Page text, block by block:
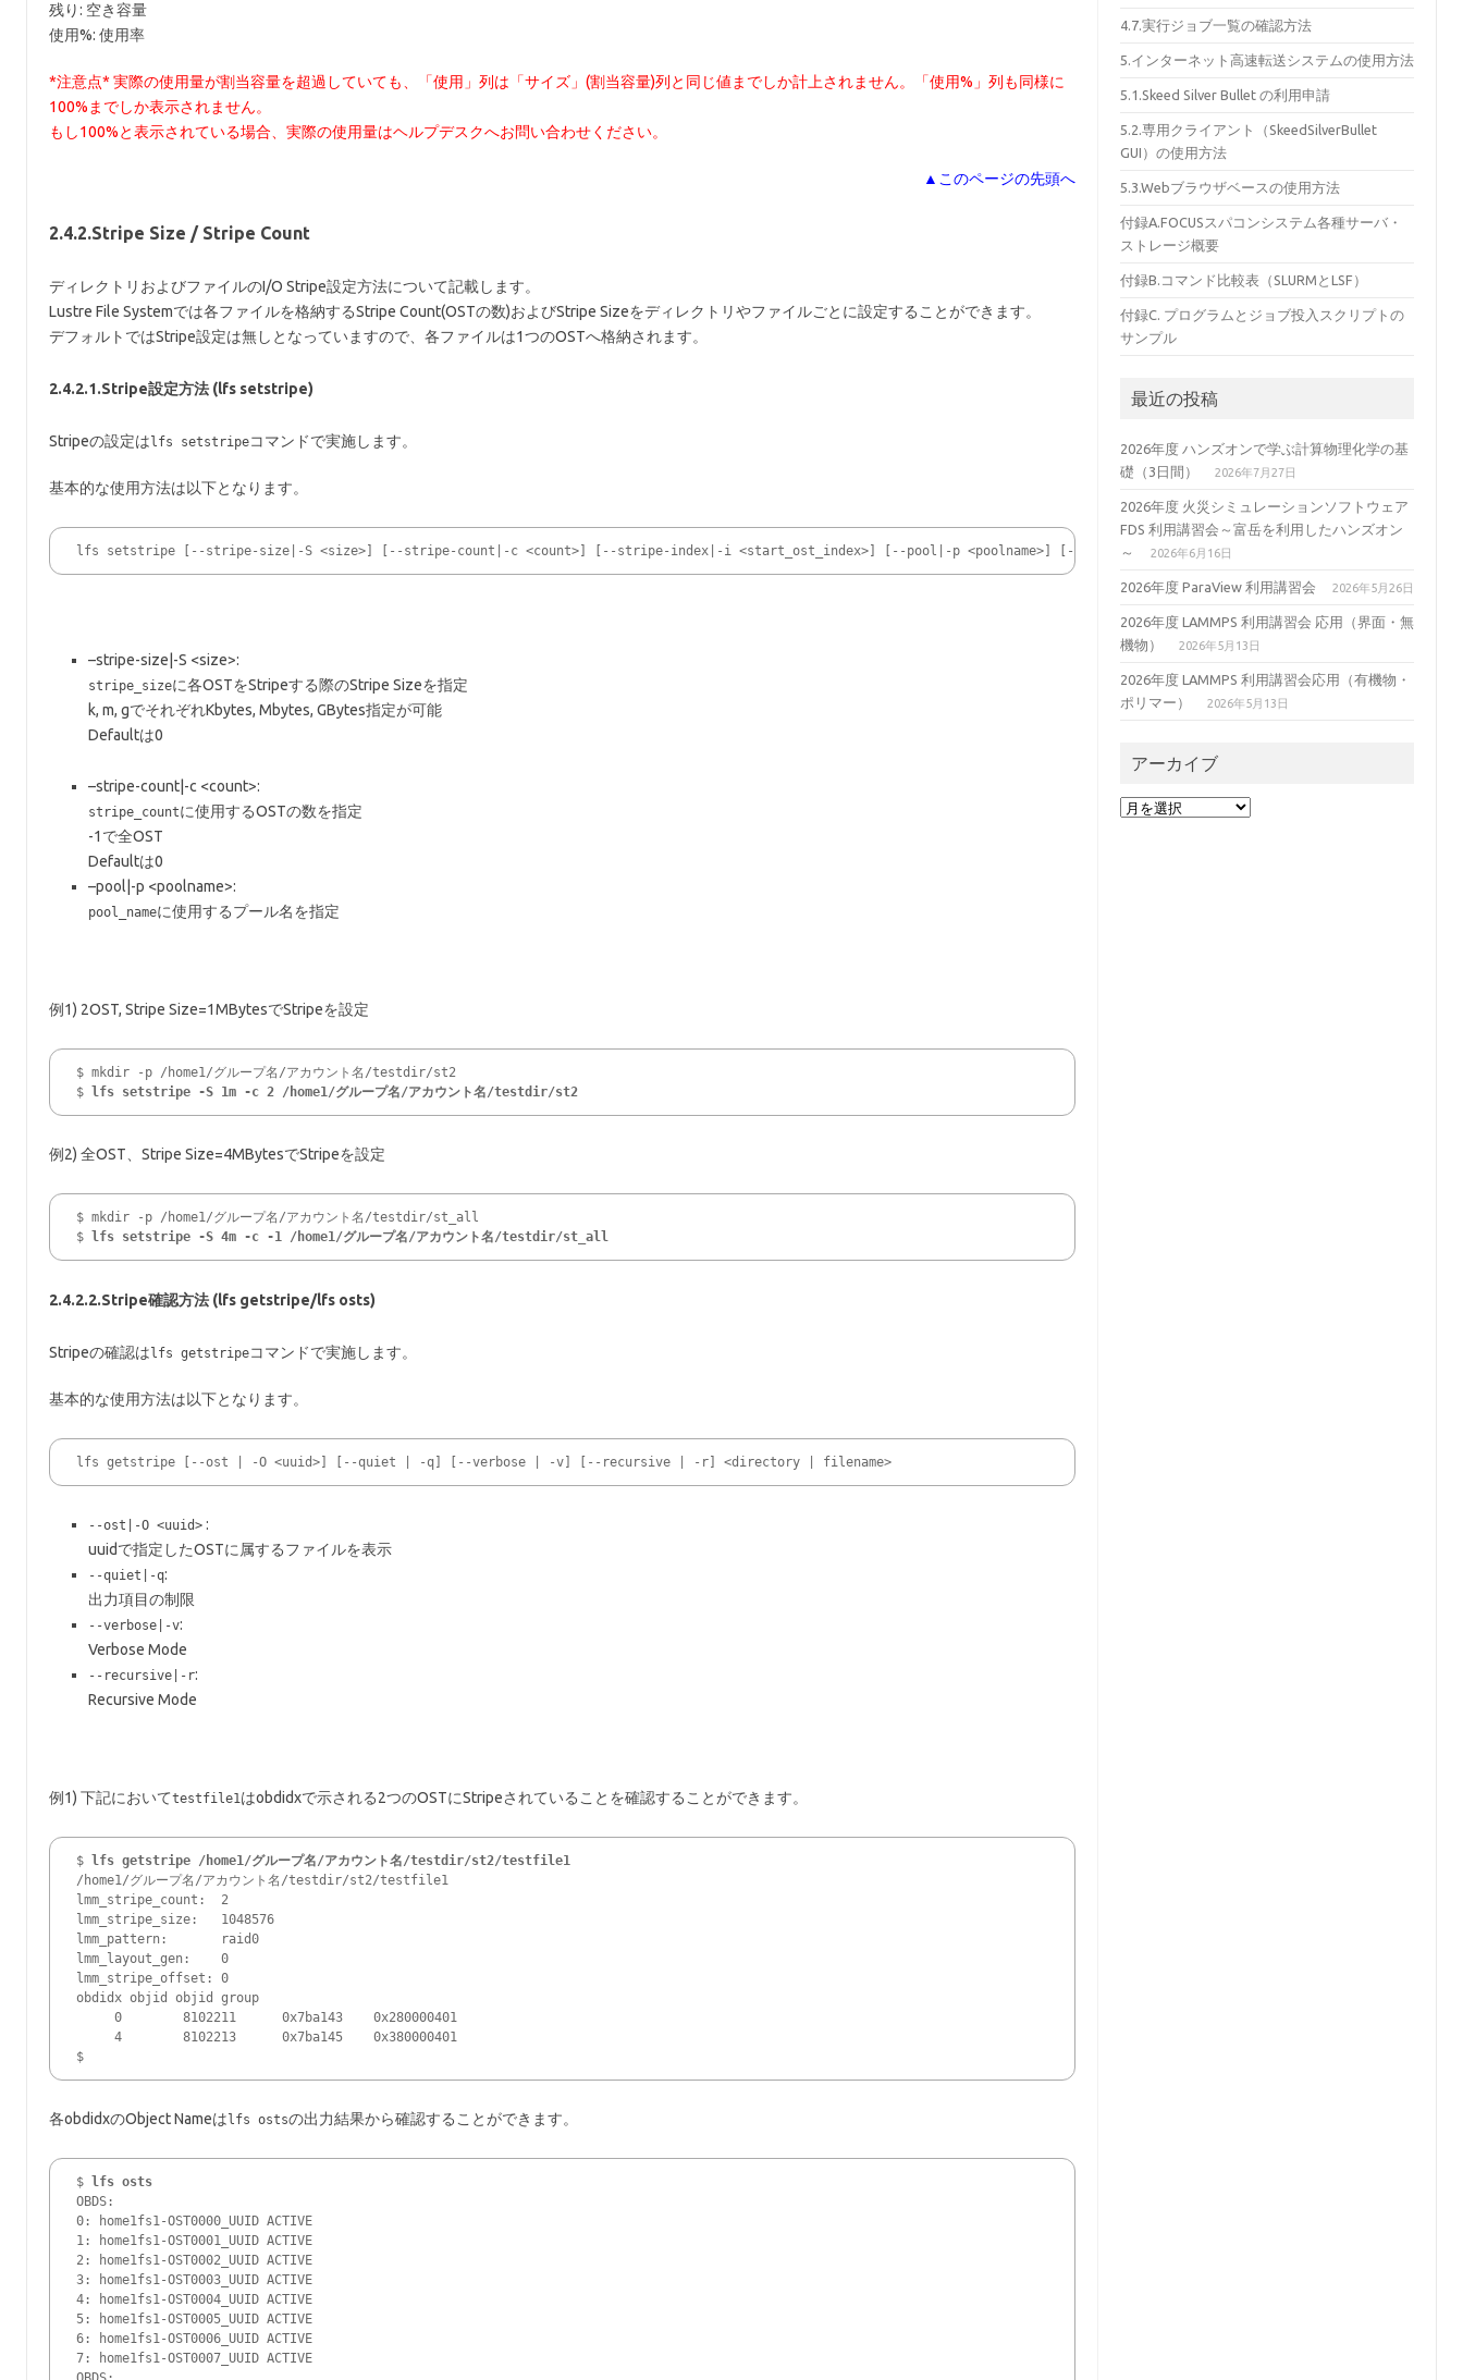
残り: 空き容量
使用%: 使用率
*注意点* 実際の使用量が割当容量を超過していても、「使用」列は「サイズ」(割当容量)列と同じ値までしか計上されません。「使用%」列も同様に
100%までしか表示されません。
もし100%と表示されている場合、実際の使用量はヘルプデスクへお問い合わせください。
▲このページの先頭へ
2.4.2.Stripe Size / Stripe Count
ディレクトリおよびファイルのI/O Stripe設定方法について記載します。
Lustre File Systemでは各ファイルを格納するStripe Count(OSTの数)およびStripe Sizeをディレクトリやファイルごとに設定することができます。
デフォルトではStripe設定は無しとなっていますので、各ファイルは1つのOSTへ格納されます。
2.4.2.1.Stripe設定方法 (lfs setstripe)
Stripeの設定は lfs setstripeコマンドで実施します。
基本的な使用方法は以下となります。
lfs setstripe [--stripe-size|-S <size>] [--stripe-count|-c <count>] [--stripe-index|-i <start_ost_index>] [--pool|-p <poolname>] [--extension-size|--ext-size|-z <ext_size>] [--ost-
–stripe-size|-S <size>:
stripe_sizeに各OSTをStripeする際のStripe Sizeを指定
k, m, gでそれぞれKbytes, Mbytes, GBytes指定が可能
Defaultは0
–stripe-count|-c <count>:
stripe_countに使用するOSTの数を指定
-1で全OST
Defaultは0
–pool|-p <poolname>:
pool_nameに使用するプール名を指定
例1) 2OST, Stripe Size=1MBytesでStripeを設定
$ mkdir -p /home1/グループ名/アカウント名/testdir/st2
$
lfs setstripe -S 1m -c 2 /home1/グループ名/アカウント名/testdir/st2
例2) 全OST、Stripe Size=4MBytesでStripeを設定
$ mkdir -p /home1/グループ名/アカウント名/testdir/st_all
$
lfs setstripe -S 4m -c -1 /home1/グループ名/アカウント名/testdir/st_all
2.4.2.2.Stripe確認方法 (lfs getstripe/lfs osts)
Stripeの確認は lfs getstripeコマンドで実施します。
基本的な使用方法は以下となります。
lfs getstripe [--ost | -O <uuid>] [--quiet | -q] [--verbose | -v] [--recursive | -r] <directory | filename>
--ost|-O <uuid> :
uuidで指定したOSTに属するファイルを表示
--quiet|-q:
出力項目の制限
--verbose|-v:
Verbose Mode
--recursive|-r:
Recursive Mode
例1) 下記においてtestfile1はobdidxで示される2つのOSTにStripeされていることを確認することができます。
$
lfs getstripe /home1/グループ名/アカウント名/testdir/st2/testfile1
/home1/グループ名/アカウント名/testdir/st2/testfile1
lmm_stripe_count:  2
lmm_stripe_size:   1048576
lmm_pattern:       raid0
lmm_layout_gen:    0
lmm_stripe_offset: 0
obdidx objid objid group
0        8102211      0x7ba143    0x280000401
4        8102213      0x7ba145    0x380000401
各obdidxのObject Nameは lfs ostsの出力結果から確認することができます。
$
lfs osts
OBDS:
0: home1fs1-OST0000_UUID ACTIVE
1: home1fs1-OST0001_UUID ACTIVE
2: home1fs1-OST0002_UUID ACTIVE
3: home1fs1-OST0003_UUID ACTIVE
4: home1fs1-OST0004_UUID ACTIVE
5: home1fs1-OST0005_UUID ACTIVE
6: home1fs1-OST0006_UUID ACTIVE
7: home1fs1-OST0007_UUID ACTIVE
4.7.実行ジョブ一覧の確認方法
5.インターネット高速転送システムの使用方法
5.1.Skeed Silver Bullet の利用申請
5.2.専用クライアント（SkeedSilverBullet
GUI）の使用方法
5.3.Webブラウザベースの使用方法
付録A.FOCUSスパコンシステム各種サーバ・
ストレージ概要
付録B.コマンド比較表（SLURMとLSF）
付録C. プログラムとジョブ投入スクリプトの
サンプル
最近の投稿
2026年度 ハンズオンで学ぶ計算物理化学の基
礎（3日間）
2026年7月27日
2026年度 火災シミュレーションソフトウェア
FDS 利用講習会～富岳を利用したハンズオン
～
2026年6月16日
2026年度 ParaView 利用講習会 2026年5月26日
2026年度 LAMMPS 利用講習会 応用（界面・無
機物）
2026年5月13日
2026年度 LAMMPS 利用講習会応用（有機物・
ポリマー）
2026年5月13日
アーカイブ
ア